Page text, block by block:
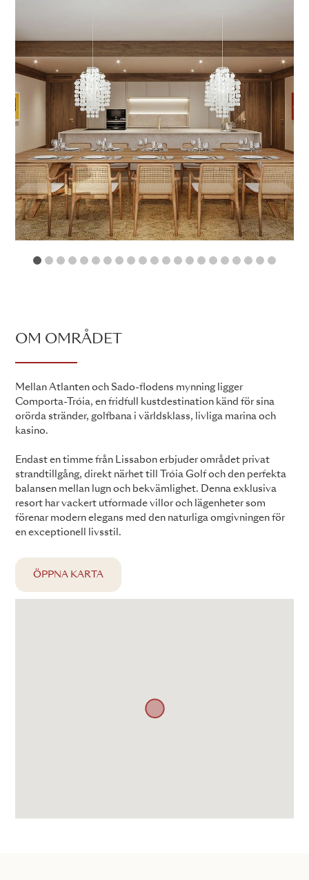
1 2 3 4 5 6 7 8 9 1011 12131415161718
OM OMRÅDET
Mellan Atlanten och Sado-flodens mynning ligger
Comporta-Tróia, en fridfull kustdestination känd för sina
orörda stränder, golfbana i världsklass, livliga marina och
kasino.
Endast en timme från Lissabon erbjuder området privat
strandtillgång, direkt närhet till Tróia Golf och den perfekta
balansen mellan lugn och bekvämlighet. Denna exklusiva
resort har vackert utformade villor och lägenheter som
förenar modern elegans med den naturliga omgivningen för
en exceptionell livsstil.
ÖPPNA KARTA